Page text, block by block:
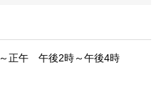
正午 午後2時～午後4時